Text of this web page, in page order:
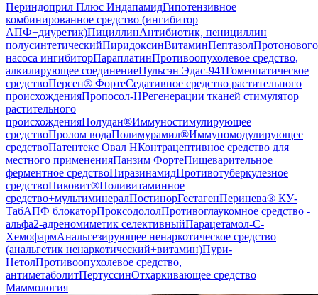
Периндоприл Плюс ИндапамидГипотензивное
комбинированное средство (ингибитор
АПФ+диуретик)ПициллинАнтибиотик, пенициллин
полусинтетическийПиридоксинВитаминПептазолПротонового
насоса ингибиторПараплатинПротивоопухолевое средство,
алкилирующее соединениеПульсэн Эдас-941Гомеопатическое
средствоПерсен® ФортеСедативное средство растительного
происхожденияПропосол-НРегенерации тканей стимулятор
растительного
происхожденияПолудан®Иммуностимулирующее
средствоПролом водаПолимурамил®Иммуномодулирующее
средствоПатентекс Овал НКонтрацептивное средство для
местного примененияПанзим ФортеПищеварительное
ферментное средствоПиразинамидПротивотуберкулезное
средствоПиковит®Поливитаминное
средство+мультиминералПостинорГестагенПеринева® КУ-
ТабАПФ блокаторПроксодололПротивоглаукомное средство -
альфа2-адреномиметик селективныйПарацетамол-С-
ХемофармАнальгезирующее ненаркотическое средство
(анальгетик ненаркотический+витамин)Пури-
НетолПротивоопухолевое средство,
антиметаболитПертуссинОтхаркивающее средство
Маммология